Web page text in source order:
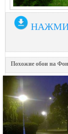
Похожие обои на